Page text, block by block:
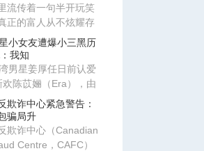
流传着一句半开玩笑
正的富人从不炫耀存
炫耀的是律师、会计
小女友遭爆小三黑历
我知
男星姜厚任日前认爱
欢陈苡㛤（Era），由
台大“3硕1博”、智商
欺诈中心紧急警告：
骗局升
欺诈中心（Canadian
Centre，CAFC）